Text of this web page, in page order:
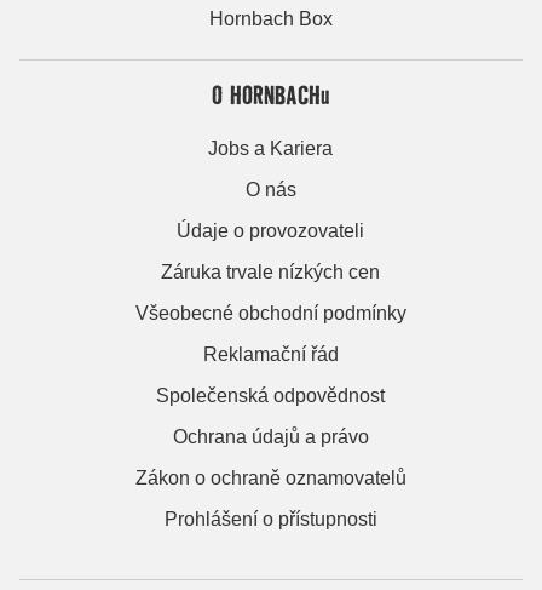
Hornbach Box
O HORNBACHu
Jobs a Kariera
O nás
Údaje o provozovateli
Záruka trvale nízkých cen
Všeobecné obchodní podmínky
Reklamační řád
Společenská odpovědnost
Ochrana údajů a právo
Zákon o ochraně oznamovatelů
Prohlášení o přístupnosti